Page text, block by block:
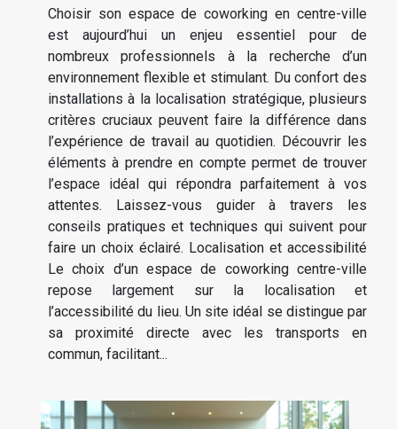
Choisir son espace de coworking en centre-ville
est aujourd’hui un enjeu essentiel pour de
nombreux professionnels à la recherche d’un
environnement flexible et stimulant. Du confort des
installations à la localisation stratégique, plusieurs
critères cruciaux peuvent faire la différence dans
l’expérience de travail au quotidien. Découvrir les
éléments à prendre en compte permet de trouver
l’espace idéal qui répondra parfaitement à vos
attentes. Laissez-vous guider à travers les
conseils pratiques et techniques qui suivent pour
faire un choix éclairé. Localisation et accessibilité
Le choix d’un espace de coworking centre-ville
repose largement sur la localisation et
l’accessibilité du lieu. Un site idéal se distingue par
sa proximité directe avec les transports en
commun, facilitant...